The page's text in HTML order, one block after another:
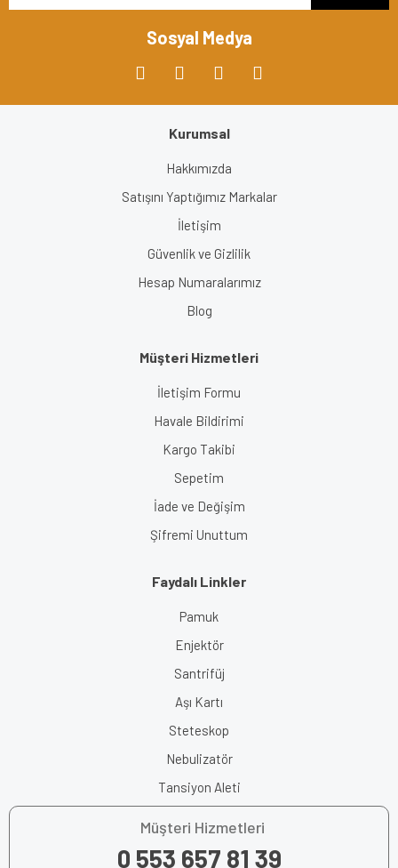
Sosyal Medya
Kurumsal
Hakkımızda
Satışını Yaptığımız Markalar
İletişim
Güvenlik ve Gizlilik
Hesap Numaralarımız
Blog
Müşteri Hizmetleri
İletişim Formu
Havale Bildirimi
Kargo Takibi
Sepetim
İade ve Değişim
Şifremi Unuttum
Faydalı Linkler
Pamuk
Enjektör
Santrifüj
Aşı Kartı
Steteskop
Nebulizatör
Tansiyon Aleti
Müşteri Hizmetleri
0 553 657 81 39